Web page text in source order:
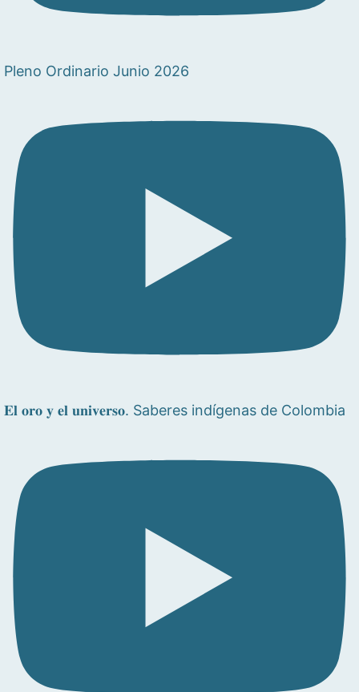
Pleno Ordinario Junio 2026
𝐄𝐥 𝐨𝐫𝐨 𝐲 𝐞𝐥 𝐮𝐧𝐢𝐯𝐞𝐫𝐬𝐨. Saberes indígenas de Colombia